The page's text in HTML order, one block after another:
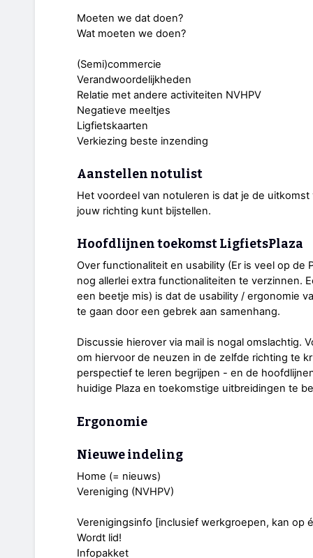
Moeten we dat doen?
Wat moeten we doen?
(Semi)commercie
Verandwoordelijkheden
Relatie met andere activiteiten NVHPV
Negatieve meeltjes
Ligfietskaarten
Verkiezing beste inzending
Aanstellen notulist
Het voordeel van notuleren is dat je de
jouw richting kunt bijstellen.
Hoofdlijnen toekomst LigfietsPlaza
Over functionaliteit en usability (Er is veel op de
nog allerlei extra functionaliteiten te verzinnen.
een beetje mis) is dat de usability / ergonomie
te gaan door een gebrek aan samenhang.
Discussie hierover via mail is nogal omslachtig.
om hiervoor de neuzen in de zelfde richting te
perspectief te leren begrijpen - en de
huidige Plaza en toekomstige uitbreidingen te
Ergonomie
Nieuwe indeling
Home (= nieuws)
Vereniging (NVHPV)
Verenigingsinfo [inclusief werkgroepen, kan op
Wordt lid!
Infopakket